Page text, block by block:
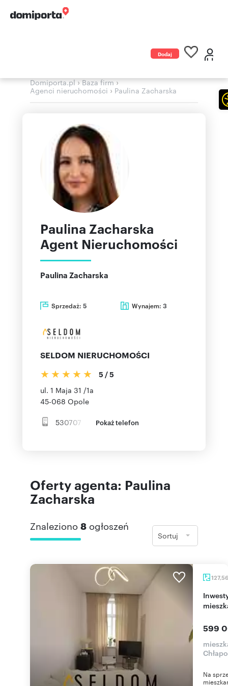
Dodaj
Domiporta.pl›Baza firm›
Agenci nieruchomości › Paulina Zacharska
Paulina Zacharska
Agent Nieruchomości
Paulina Zacharska
Sprzedaż: 5 Wynajem: 3
SELDOM NIERUCHOMOŚCI
5 /5
ul. 1 Maja 31 /1a
45-068 Opole
530707 Pokaż telefon
Oferty agenta: Paulina
Zacharska
Znaleziono 8 ogłoszeń
Sortuj
Inwestycja 2w1 w Legnicy – dwa niezależne
599
Na